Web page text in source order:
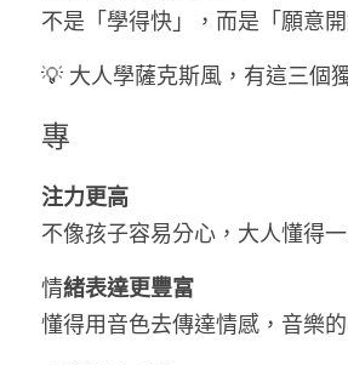
不是「學得快」，而是「願意開
💡 大人學薩克斯風，有這三個
專
注力更高
不像孩子容易分心，大人懂得
情緒表達更豐富
懂得用音色去傳達情感，音樂